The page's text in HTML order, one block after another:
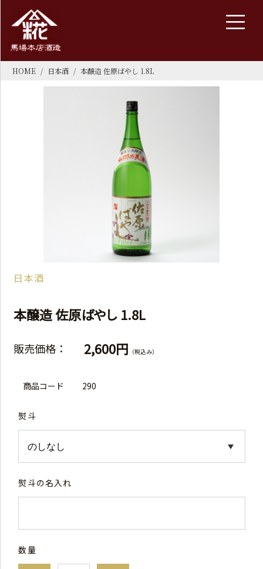
HOME 日本酒 本醸造 佐原ばやし 1.8L
日本酒
本醸造 佐原ばやし 1.8L
販売価格： 2,600円 （税込み）
商品コード 290
熨斗
熨斗の名入れ
数量